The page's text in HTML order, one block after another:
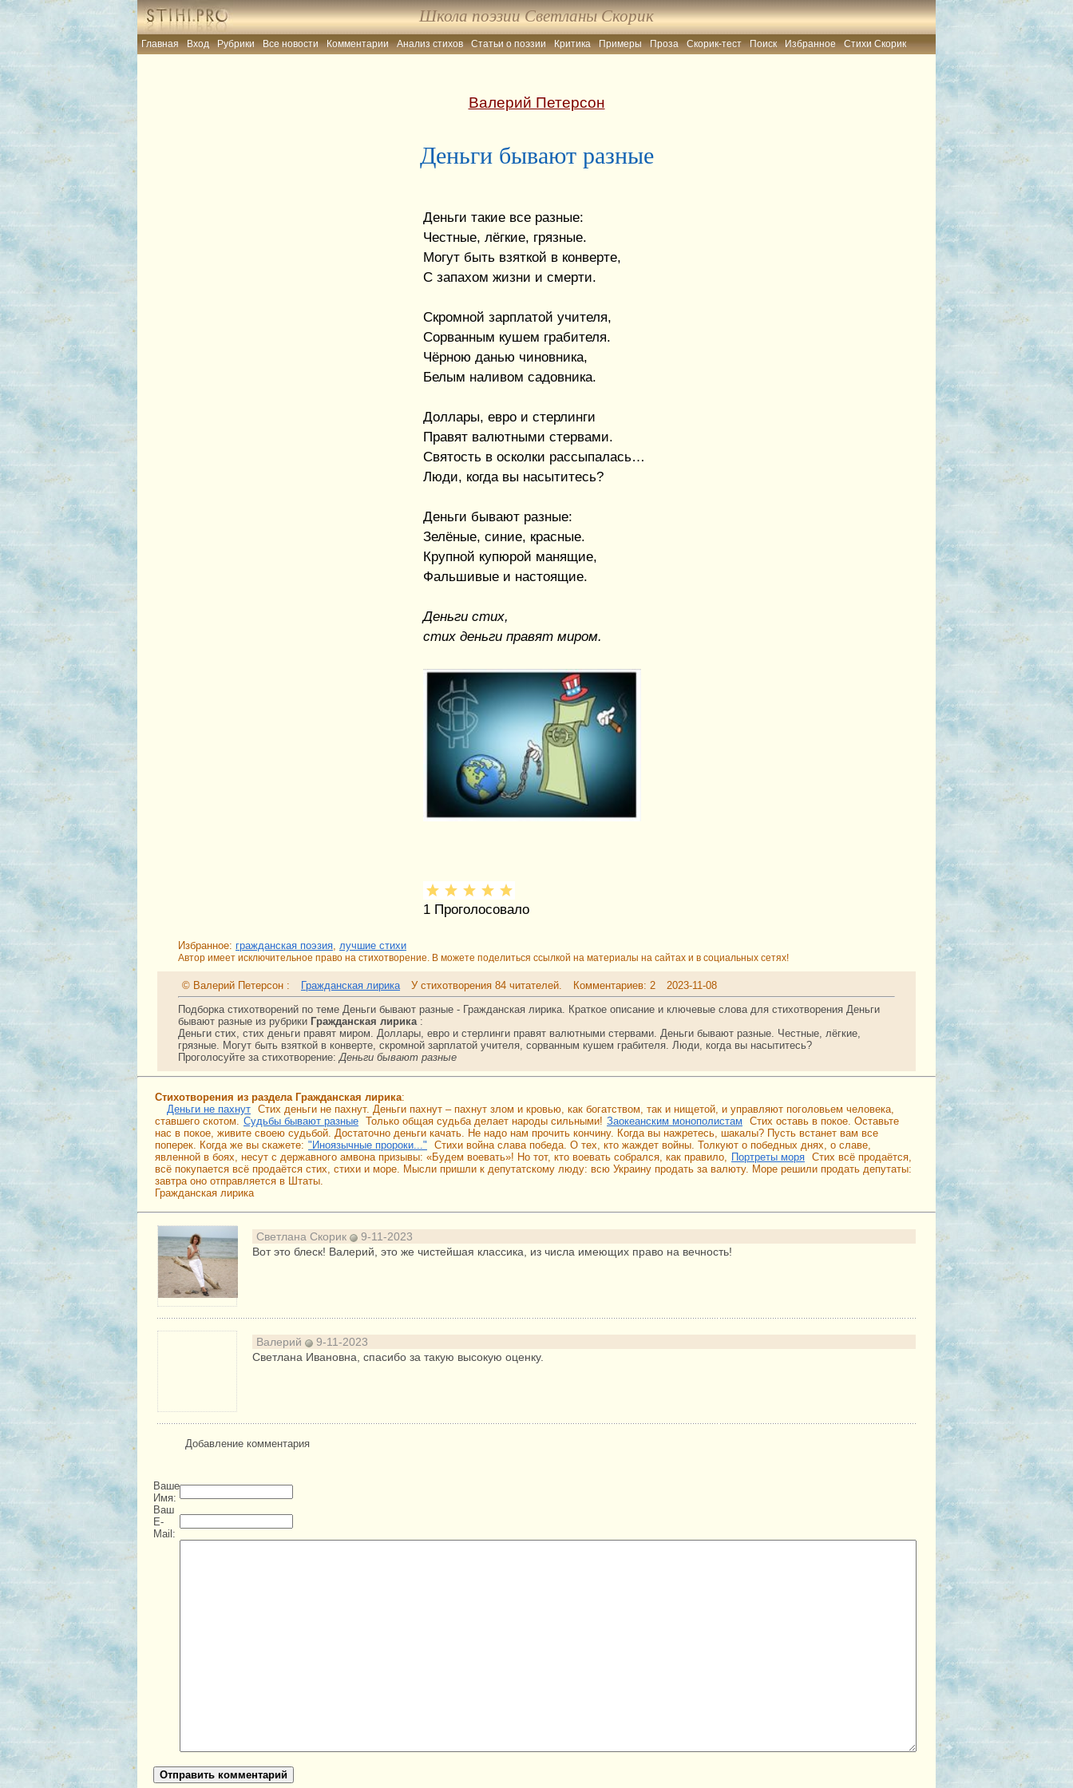
Школа поэзии Светланы Скорик
Главная Вход Рубрики Все новости Комментарии Анализ стихов Статьи о поэзии Критика Примеры Проза Скорик-тест Поиск Избранное Стихи Скорик
Валерий Петерсон
Деньги бывают разные
Деньги такие все разные:
Честные, лёгкие, грязные.
Могут быть взяткой в конверте,
С запахом жизни и смерти.
Скромной зарплатой учителя,
Сорванным кушем грабителя.
Чёрною данью чиновника,
Белым наливом садовника.
Доллары, евро и стерлинги
Правят валютными стервами.
Святость в осколки рассыпалась…
Люди, когда вы насытитесь?
Деньги бывают разные:
Зелёные, синие, красные.
Крупной купюрой манящие,
Фальшивые и настоящие.
Деньги стих,
стих деньги правят миром.
1Проголосовало
Избранное: гражданская поэзия, лучшие стихи
Автор имеет исключительное право на стихотворение. В можете поделиться ссылкой на материалы на сайтах и в социальных сетях!
© Валерий Петерсон : Гражданская лирика У стихотворения 84 читателей. Комментариев: 2
2023-11-08
Подборка стихотворений по теме Деньги бывают разные - Гражданская лирика. Краткое описание и ключевые слова для стихотворения Деньги
бывают разные из рубрики Гражданская лирика :
Деньги стих, стих деньги правят миром. Доллары, евро и стерлинги правят валютными стервами. Деньги бывают разные. Честные, лёгкие,
грязные. Могут быть взяткой в конверте, скромной зарплатой учителя, сорванным кушем грабителя. Люди, когда вы насытитесь?
Проголосуйте за стихотворение: Деньги бывают разные
Стихотворения из раздела Гражданская лирика:
Деньги не пахнут Стих деньги не пахнут. Деньги пахнут – пахнут злом и кровью, как богатством, так и нищетой, и управляют поголовьем человека,
ставшего скотом.
Судьбы бывают разные Только общая судьба делает народы сильными! Заокеанским монополистам
Стих оставь в покое. Оставьте
нас в покое, живите своею судьбой. Достаточно деньги качать. Не надо нам прочить кончину. Когда вы нажретесь, шакалы? Пусть встанет вам все
поперек. Когда же вы скажете: "Иноязычные пророки..."
Стихи война слава победа. О тех, кто жаждет войны. Толкуют о победных днях, о славе,
явленной в боях, несут с державного амвона призывы: «Будем воевать»! Но тот, кто воевать собрался, как правило,
Портреты моря Стих всё продаётся,
всё покупается всё продаётся стих, стихи и море. Мысли пришли к депутатскому люду: всю Украину продать за валюту. Море решили продать депутаты:
завтра оно отправляется в Штаты.
Гражданская лирика
Светлана Скорик
9-11-2023
Вот это блеск! Валерий, это же чистейшая классика, из числа имеющих право на вечность!
Валерий
9-11-2023
Светлана Ивановна, спасибо за такую высокую оценку.
Добавление комментария
Ваше
Имя:
Ваш
E-
Mail:
Отправить комментарий